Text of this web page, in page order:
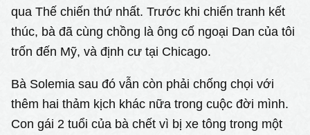
qua Thế chiến thứ nhất. Trước khi chiến tranh kết
thúc, bà đã cùng chồng là ông cố ngoại Dan của tôi
trốn đến Mỹ, và định cư tại Chicago.
Bà Solemia sau đó vẫn còn phải chống chọi với
thêm hai thảm kịch khác nữa trong cuộc đời mình.
Con gái 2 tuổi của bà chết vì bị xe tông trong một